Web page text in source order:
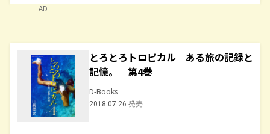
AD
とろとろトロピカル ある旅の記録と
記憶。 第4巻
D-Books
2018.07.26 発売